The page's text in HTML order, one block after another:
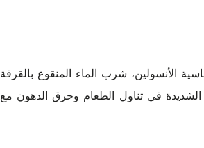
الأنسولين، شرب الماء المنقوع بالقرفة
في تناول الطعام وحرق الدهون مع